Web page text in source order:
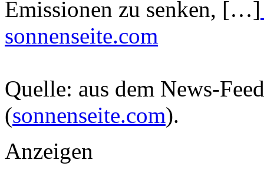
Emissionen zu senken, […]
sonnenseite.com
Quelle: aus dem News-
(sonnenseite.com).
Anzeigen